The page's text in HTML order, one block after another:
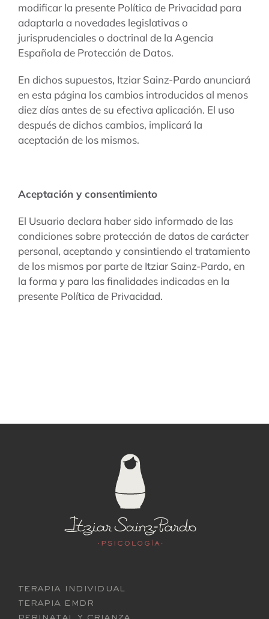
modificar la presente Política de Privacidad para
adaptarla a novedades legislativas o
jurisprudenciales o doctrinal de la Agencia
Española de Protección de Datos.
En dichos supuestos, Itziar Sainz-Pardo anunciará
en esta página los cambios introducidos al menos
diez días antes de su efectiva aplicación. El uso
después de dichos cambios, implicará la
aceptación de los mismos.
Aceptación y consentimiento
El Usuario declara haber sido informado de las
condiciones sobre protección de datos de carácter
personal, aceptando y consintiendo el tratamiento
de los mismos por parte de Itziar Sainz-Pardo, en
la forma y para las finalidades indicadas en la
presente Política de Privacidad.
terapia individual
terapia emdr